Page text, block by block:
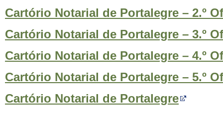
Cartório Notarial de Portalegre – 2.º
Cartório Notarial de Portalegre – 3.º
Cartório Notarial de Portalegre – 4.º
Cartório Notarial de Portalegre – 5.º
Cartório Notarial de Portalegre